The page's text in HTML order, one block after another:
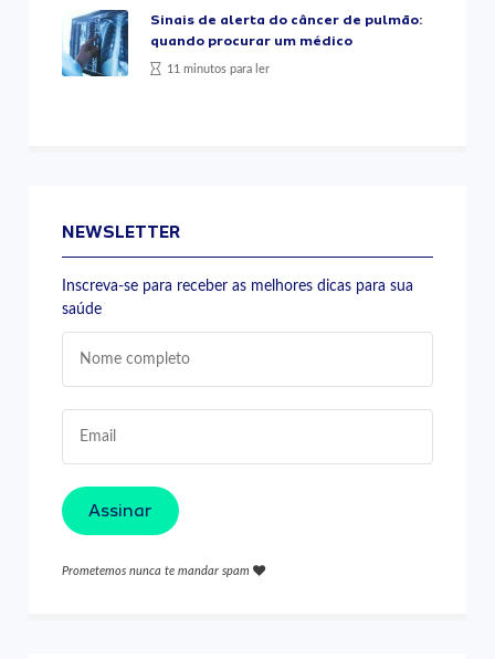
Sinais de alerta do câncer de pulmão:
quando procurar um médico
11 minutos para ler
NEWSLETTER
Inscreva-se para receber as melhores dicas para sua
saúde
Assinar
Prometemos nunca te mandar spam